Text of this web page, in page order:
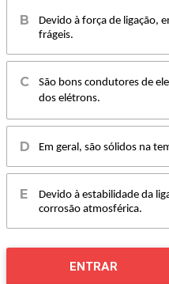
Devido à força de ligação,
frágeis.
São bons condutores de
dos elétrons.
Em geral, são sólidos na
Devido à estabilidade da
corrosão atmosférica.
ENTRAR